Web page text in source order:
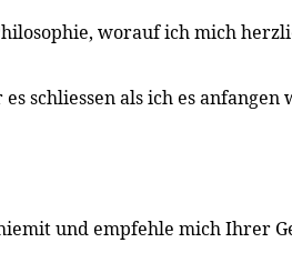
worauf ich mich
schliessen als ich es anfangen
und empfehle mich Ihrer